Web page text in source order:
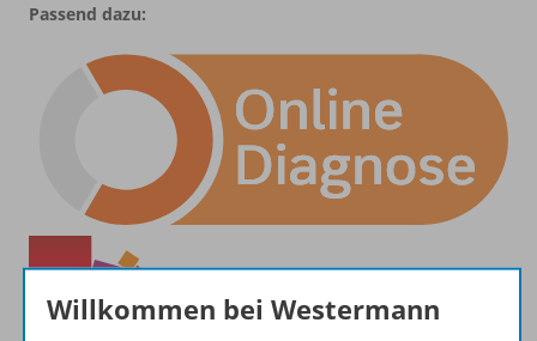
Passend dazu:
Willkommen bei Westermann